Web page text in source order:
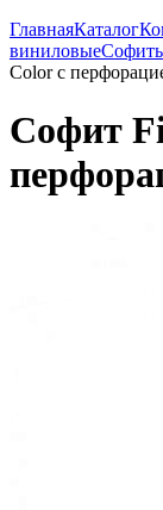
ГлавнаяКаталог
виниловые
Color с
Софит